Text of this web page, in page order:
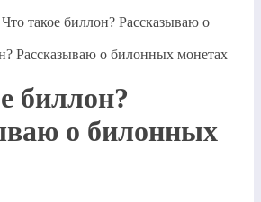
Что такое биллон? Рассказываю о
биллон?
о билонных